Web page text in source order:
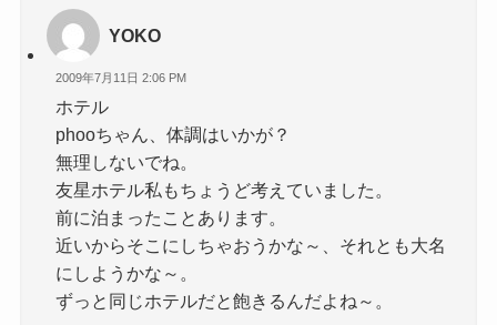
YOKO
2009年7月11日 2:06 PM
ホテル
phooちゃん、体調はいかが？
無理しないでね。
友星ホテル私もちょうど考えていました。
前に泊まったことあります。
近いからそこにしちゃおうかな～、それとも大名
にしようかな～。
ずっと同じホテルだと飽きるんだよね～。